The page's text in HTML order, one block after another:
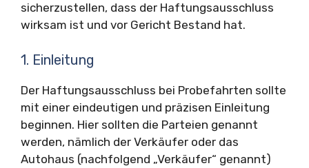
sicherzustellen, dass der Haftungsausschluss
wirksam ist und vor Gericht Bestand hat.
1. Einleitung
Der Haftungsausschluss bei Probefahrten sollte
mit einer eindeutigen und präzisen Einleitung
beginnen. Hier sollten die Parteien genannt
werden, nämlich der Verkäufer oder das
Autohaus (nachfolgend „Verkäufer“ genannt)